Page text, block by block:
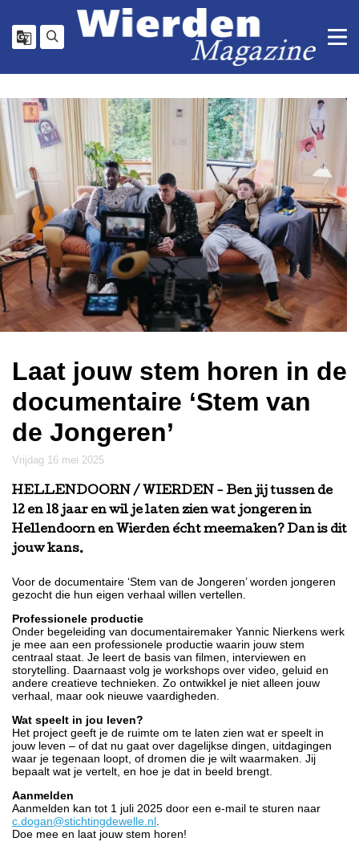
Laat jouw stem horen in de
documentaire ‘Stem van
de Jongeren’
vrijdag 16 mei 2025
HELLENDOORN / WIERDEN - Ben jij tussen de
12 en 18 jaar en wil je laten zien wat jongeren in
Hellendoorn en Wierden écht meemaken? Dan is dit
jouw kans.
Voor de documentaire ‘Stem van de Jongeren’ worden jongeren
gezocht die hun eigen verhaal willen vertellen.
Professionele productie
Onder begeleiding van documentairemaker Yannic Nierkens werk
je mee aan een professionele productie waarin jouw stem
centraal staat. Je leert de basis van filmen, interviewen en
storytelling. Daarnaast volg je workshops over video, geluid en
andere creatieve technieken. Zo ontwikkel je niet alleen jouw
verhaal, maar ook nieuwe vaardigheden.
Wat speelt in jou leven?
Het project geeft je de ruimte om te laten zien wat er speelt in
jouw leven – of dat nu gaat over dagelijkse dingen, uitdagingen
waar je tegenaan loopt, of dromen die je wilt waarmaken. Jij
bepaalt wat je vertelt, en hoe je dat in beeld brengt.
Aanmelden
Aanmelden kan tot 1 juli 2025 door een e-mail te sturen naar
c.dogan@stichtingdewelle.nl
Doe mee en laat jouw stem horen!